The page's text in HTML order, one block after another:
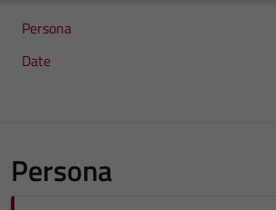
Persona
Date
Persona